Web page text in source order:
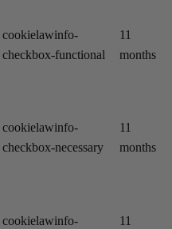
cookielawinfo-
checkbox-functional
11
months
cookielawinfo-
checkbox-necessary
11
months
cookielawinfo-
11